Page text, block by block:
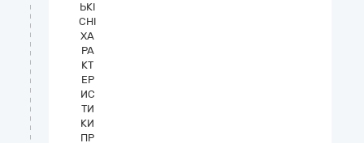
ЬКІ
СНІ
ХА
РА
КТ
ЕР
ИС
ТИ
КИ
ПР